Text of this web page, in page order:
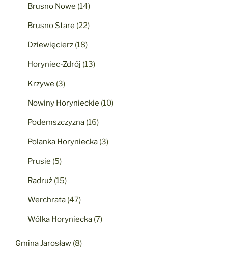
Brusno Nowe (14)
Brusno Stare (22)
Dziewięcierz (18)
Horyniec-Zdrój (13)
Krzywe (3)
Nowiny Horynieckie (10)
Podemszczyzna (16)
Polanka Horyniecka (3)
Prusie (5)
Radruż (15)
Werchrata (47)
Wólka Horyniecka (7)
Gmina Jarosław (8)